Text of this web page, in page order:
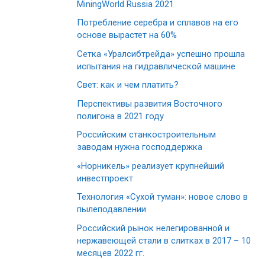
MiningWorld Russia 2021
Потребление серебра и сплавов на его
основе вырастет на 60%
Сетка «Уралсибтрейда» успешно прошла
испытания на гидравлической машине
Свет: как и чем платить?
Перспективы развития Восточного
полигона в 2021 году
Российским станкостроительным
заводам нужна господдержка
«Норникель» реализует крупнейший
инвестпроект
Технология «Сухой туман»: новое слово в
пылеподавлении
Российский рынок нелегированной и
нержавеющей стали в слитках в 2017 – 10
месяцев 2022 гг.